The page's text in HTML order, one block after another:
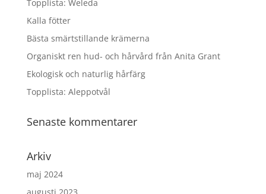
Topplista: Weleda
Kalla fötter
Bästa smärtstillande krämerna
Organiskt ren hud- och hårvård från Anita Grant
Ekologisk och naturlig hårfärg
Topplista: Aleppotvål
Senaste kommentarer
Arkiv
maj 2024